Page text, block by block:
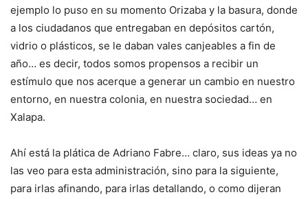
ejemplo lo puso en su momento Orizaba y la basura, donde
a los ciudadanos que entregaban en depósitos cartón,
vidrio o plásticos, se le daban vales canjeables a fin de
año… es decir, todos somos propensos a recibir un
estímulo que nos acerque a generar un cambio en nuestro
entorno, en nuestra colonia, en nuestra sociedad… en
Xalapa.
Ahí está la plática de Adriano Fabre… claro, sus ideas ya no
las veo para esta administración, sino para la siguiente,
para irlas afinando, para irlas detallando, o como dijeran